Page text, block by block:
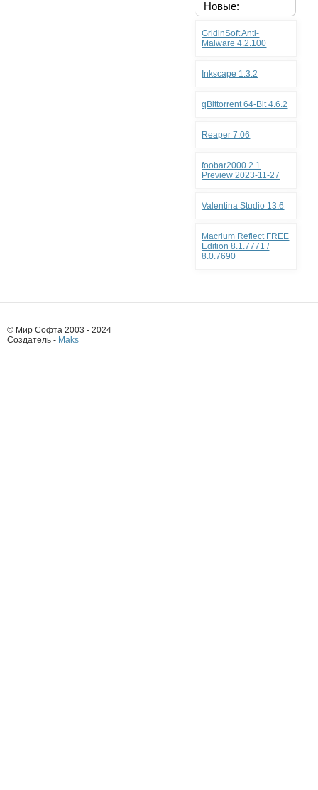
Новые:
GridinSoft Anti-
Malware 4.2.100
Inkscape 1.3.2
qBittorrent 64-Bit 4.6.2
Reaper 7.06
foobar2000 2.1
Preview 2023-11-27
Valentina Studio 13.6
Macrium Reflect FREE
Edition 8.1.7771 /
8.0.7690
© Мир Софта 2003 - 2024
Создатель - Maks